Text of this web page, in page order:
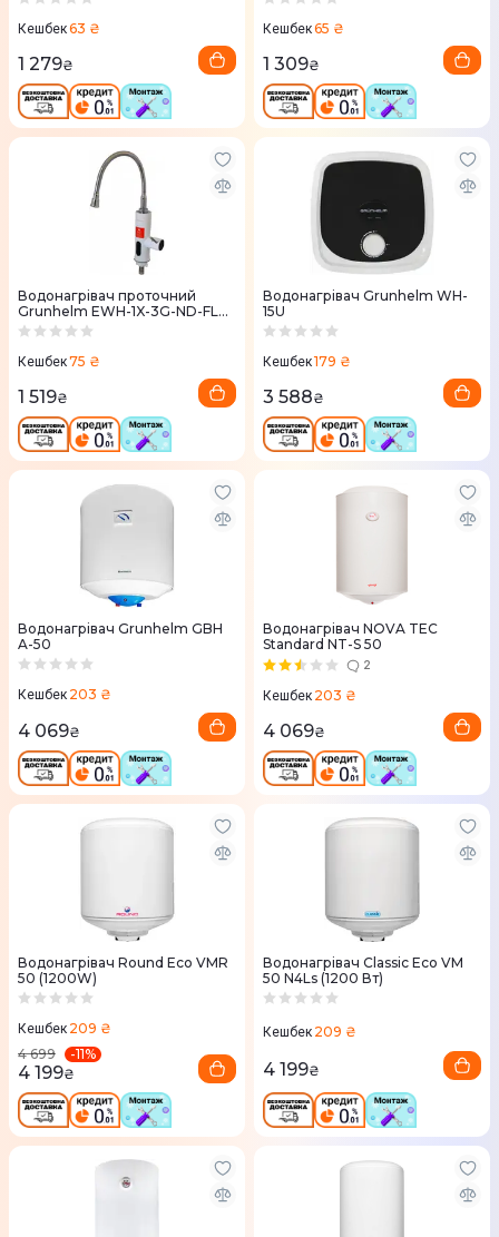
Кешбек63 ₴
1 279₴
Кешбек65 ₴
1 309₴
Водонагрівач проточний
Grunhelm EWH-1X-3G-ND-FLX-
LED
Кешбек75 ₴
1 519₴
Водонагрівач Grunhelm WH-
15U
Кешбек179 ₴
3 588₴
Водонагрівач Grunhelm GBH
A-50
Кешбек 203 ₴
4 069₴
Водонагрівач NOVA TEC
Standard NT-S 50
2
Кешбек 203 ₴
4 069₴
Водонагрівач Round Eco VMR
50 (1200W)
Кешбек 209 ₴
4 699
-11%
4 199₴
Водонагрівач Classic Eco VM
50 N4Ls (1200 Вт)
Кешбек 209 ₴
4 199₴